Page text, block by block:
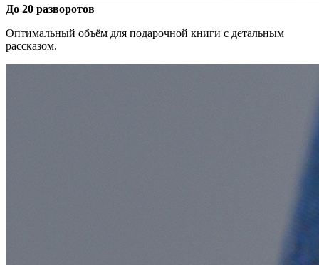
До 20 разворотов
Оптимальный объём для подарочной книги с детальным
рассказом.